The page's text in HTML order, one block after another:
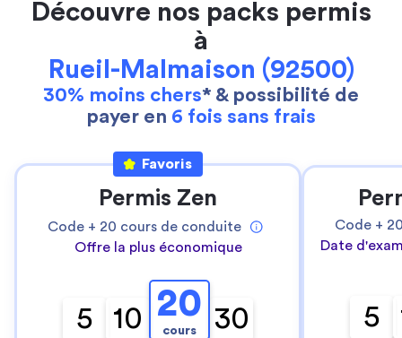
Découvre nos packs permis
à
Rueil-Malmaison (92500)
30% moins chers* & possibilité de
payer en 6 fois sans frais
Favoris
Permis Zen
Code + 20 cours de conduite
Offre la plus économique
5 10 20
cours 30
Code +
Date
5